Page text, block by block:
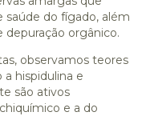
saúde do fígado, além
depuração orgânico.
observamos teores
hispidulina e
são ativos
e a do